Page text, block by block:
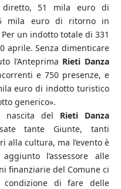
51 mila euro di
mila euro di ritorno in
un indotto totale di 331
aprile. Senza dimenticare
l’Anteprima Rieti Danza
e 750 presenze, e
euro di indotto turistico
generico».
nascita del Rieti Danza
tante Giunte, tanti
alla cultura, ma l’evento è
l’assessore alle
finanziarie del Comune ci
condizione di fare delle